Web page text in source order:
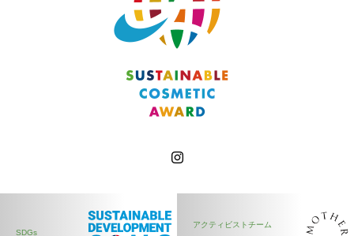
SDGs
アクティビストチーム